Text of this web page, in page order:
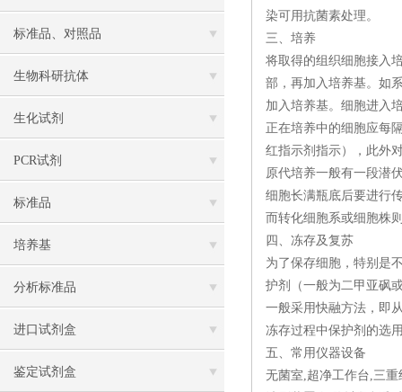
标准品、对照品
生物科研抗体
生化试剂
PCR试剂
标准品
培养基
分析标准品
进口试剂盒
鉴定试剂盒
染可用抗菌素处理。
三、培养
将取得的组织细胞接入
部，再加入培养基。如
加入培养基。细胞进入
正在培养中的细胞应每
红指示剂指示），此外
原代培养一般有一段潜
细胞长满瓶底后要进行
而转化细胞系或细胞株
四、冻存及复苏
为了保存细胞，特别是
护剂（一般为二甲亚砜
一般采用快融方法，即
冻存过程中保护剂的选
五、常用仪器设备
无菌室,超净工作台,三